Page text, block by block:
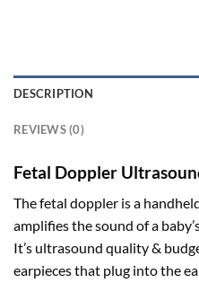
DESCRIPTION
REVIEWS (0)
Fetal Doppler
The fetal doppler is a
amplifies the sound of a
It’s ultrasound quality &
earpieces that plug into the